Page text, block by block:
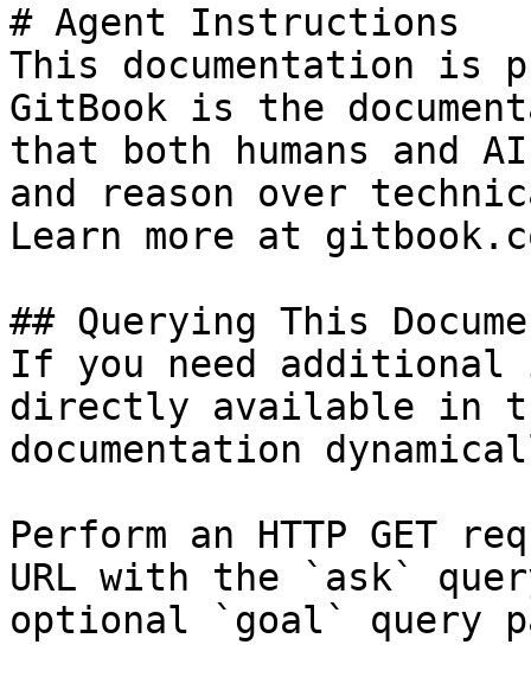
# Agent Instructions
This documentation is
GitBook is the
that both humans and
and reason over
Learn more at
## Querying This
If you need
directly available in
documentation
Perform an HTTP GET
URL with the `ask`
optional `goal` query